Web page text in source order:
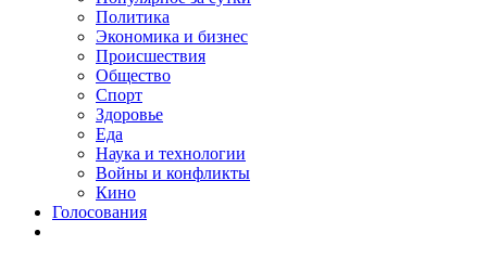
Политика
Экономика и бизнес
Происшествия
Общество
Спорт
Здоровье
Еда
Наука и технологии
Войны и конфликты
Кино
Голосования